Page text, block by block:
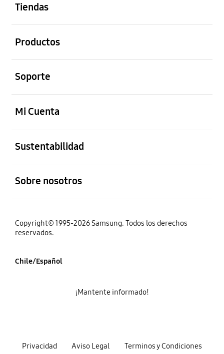
Tiendas
Productos
Soporte
Mi Cuenta
Sustentabilidad
Sobre nosotros
Copyright© 1995-2026 Samsung. Todos los derechos
reservados.
Chile/Español
Privacidad Aviso Legal Terminos y Condiciones
¡Mantente informado!